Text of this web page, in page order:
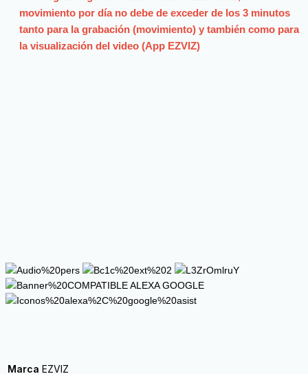
movimiento por día no debe de exceder de los 3 minutos
tanto para la grabación (movimiento) y también como para
la visualización del video (App EZVIZ)
Marca EZVIZ